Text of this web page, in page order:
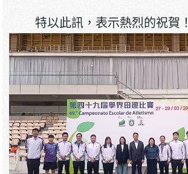
特以此訊，表示熱烈的祝賀！